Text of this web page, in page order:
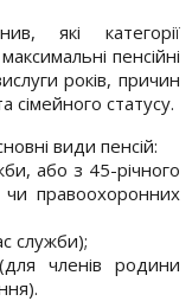
які категорії
пенсійні
років, причин
сімейного статусу.
види пенсій:
або з 45-річного
чи правоохоронних
служби);
членів родини